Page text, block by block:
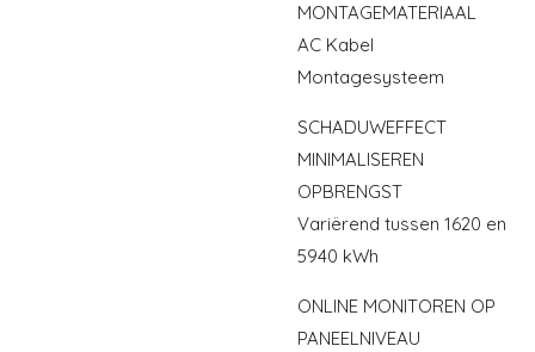
MONTAGEMATERIAAL
AC Kabel
Montagesysteem
SCHADUWEFFECT
MINIMALISEREN
OPBRENGST
Variërend tussen 1620 en
5940 kWh
ONLINE MONITOREN OP
PANEELNIVEAU